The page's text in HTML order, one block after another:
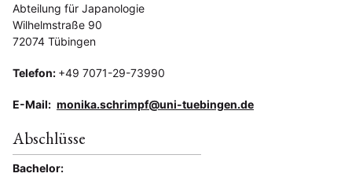
Abteilung für Japanologie
Wilhelmstraße 90
72074 Tübingen
Telefon: +49 7071-29-73990
E-Mail: monika.schrimpf@uni-tuebingen.de
Abschlüsse
Bachelor: